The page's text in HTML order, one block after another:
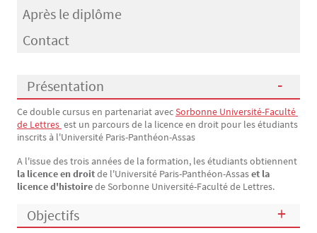
Après le diplôme
Contact
Présentation
Présentation
Ce double cursus en partenariat avecSorbonne Université-Faculté
de Lettres est un parcours de la licence en droit pour les étudiants
inscrits à l'Université Paris-Panthéon-Assas
A l'issue des trois années de la formation, les étudiants obtiennent
la licence en droitde l'Université Paris-Panthéon-Assaset la
licence d'histoirede Sorbonne Université-Faculté de Lettres.
Objectifs